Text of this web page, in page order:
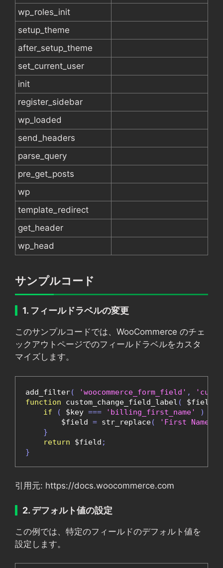
wp_roles_init
setup_theme
after_setup_theme
set_current_user
init
register_sidebar
wp_loaded
send_headers
parse_query
pre_get_posts
wp
template_redirect
get_header
wp_head
サンプルコード
1. フィールドラベルの変更
このサンプルコードでは、WooCommerce のチェ
ックアウトページでのフィールドラベルをカスタ
マイズします。
add_filter( 'woocommerce_form_field' ,
function custom_change_field_label ( $field
if
( $key === 'billing_first_name' )
        $field
= str_replace( 'First Name'
}
return $field ;
}
引用元: https://docs.woocommerce.com
2. デフォルト値の設定
この例では、特定のフィールドのデフォルト値を
設定します。